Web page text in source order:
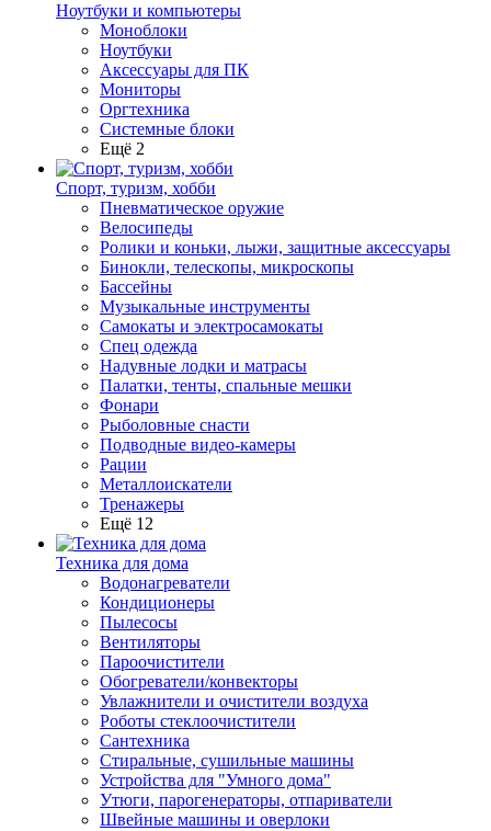
Ноутбуки и компьютеры
Моноблоки
Ноутбуки
Аксессуары для ПК
Мониторы
Оргтехника
Системные блоки
Ещё 2
Спорт, туризм, хобби
Пневматическое оружие
Велосипеды
Ролики и коньки, лыжи, защитные аксессуары
Бинокли, телескопы, микроскопы
Бассейны
Музыкальные инструменты
Самокаты и электросамокаты
Спец одежда
Надувные лодки и матрасы
Палатки, тенты, спальные мешки
Фонари
Рыболовные снасти
Подводные видео-камеры
Рации
Металлоискатели
Тренажеры
Ещё 12
Техника для дома
Водонагреватели
Кондиционеры
Пылесосы
Вентиляторы
Пароочистители
Обогреватели/конвекторы
Увлажнители и очистители воздуха
Роботы стеклоочистители
Сантехника
Стиральные, сушильные машины
Устройства для "Умного дома"
Утюги, парогенераторы, отпариватели
Швейные машины и оверлоки